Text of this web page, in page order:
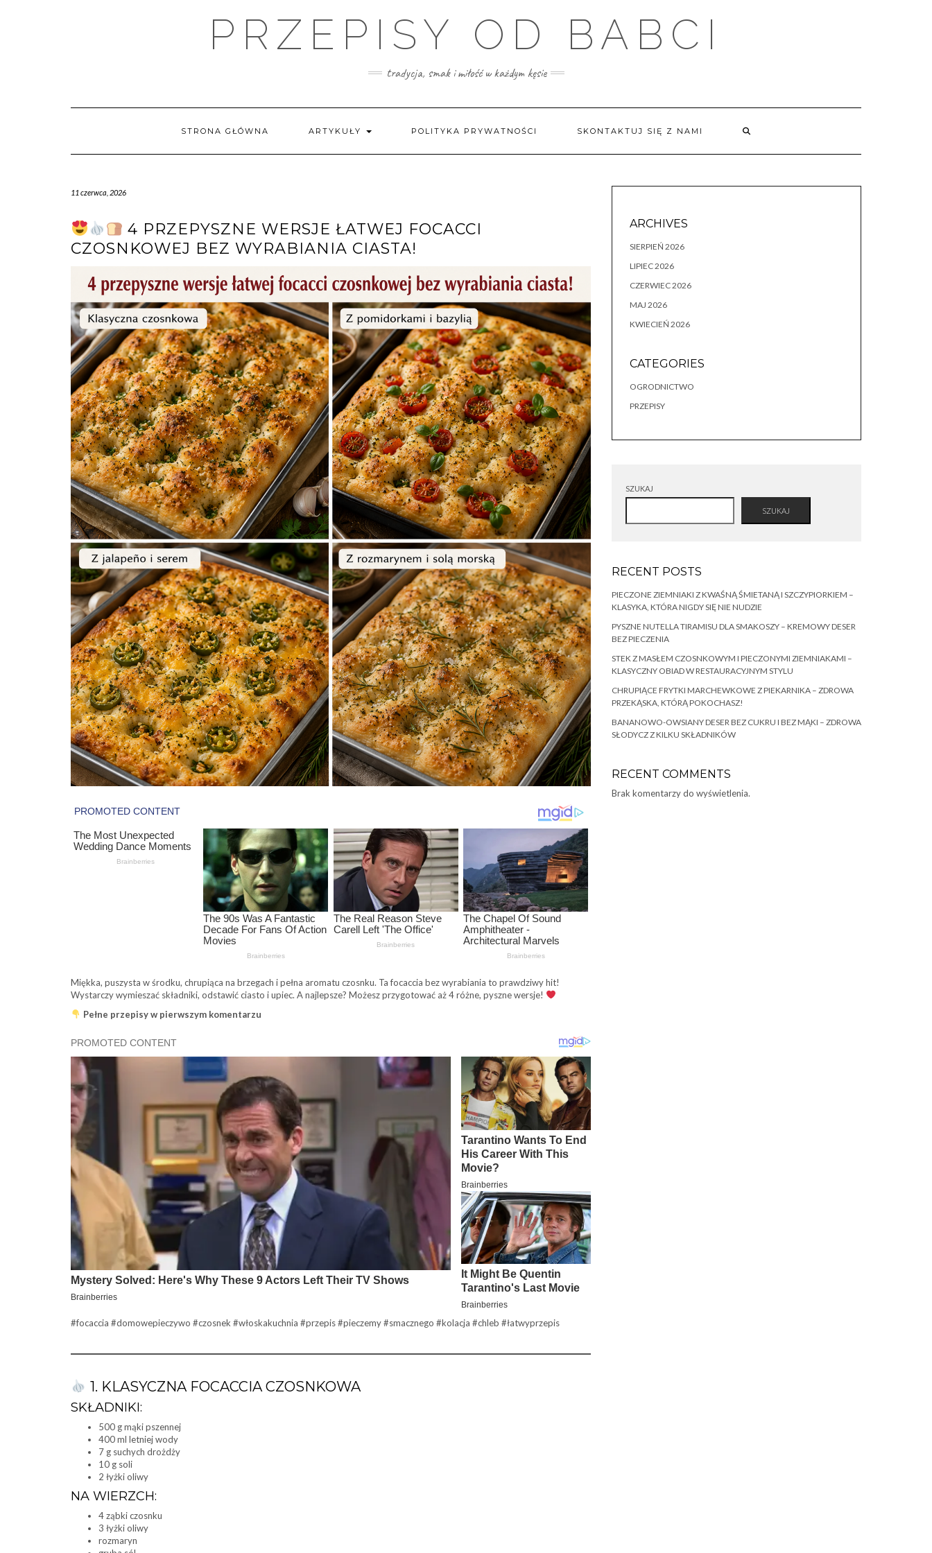
PRZEPISY OD BABCI
tradycja, smak i miłość w każdym kęsie
STRONA GŁÓWNA ARTYKUŁY POLITYKA PRYWATNOŚCI SKONTAKTUJ SIĘ Z NAMI
11 czerwca, 2026
4 PRZEPYSZNE WERSJE ŁATWEJ FOCACCI
CZOSNKOWEJ BEZ WYRABIANIA CIASTA!
Miękka, puszysta w środku, chrupiąca na brzegach i pełna aromatu czosnku. Ta focaccia bez wyrabiania to prawdziwy hit!
Wystarczy wymieszać składniki, odstawić ciasto i upiec. A najlepsze? Możesz przygotować aż 4 różne, pyszne wersje!
Pełne przepisy w pierwszym komentarzu
#focaccia #domowepieczywo #czosnek #włoskakuchnia #przepis #pieczemy #smacznego #kolacja #chleb #łatwyprzepis
1. KLASYCZNA FOCACCIA CZOSNKOWA
SKŁADNIKI:
500 g mąki pszennej
400 ml letniej wody
7 g suchych drożdży
10 g soli
2 łyżki oliwy
NA WIERZCH:
4 ząbki czosnku
3 łyżki oliwy
rozmaryn
ARCHIVES
SIERPIEŃ 2026
LIPIEC 2026
CZERWIEC 2026
MAJ 2026
KWIECIEŃ 2026
CATEGORIES
OGRODNICTWO
PRZEPISY
SZUKAJ
SZUKAJ
RECENT POSTS
PIECZONE ZIEMNIAKI Z KWAŚNĄ ŚMIETANĄ I SZCZYPIORKIEM –
KLASYKA, KTÓRA NIGDY SIĘ NIE NUDZIE
PYSZNE NUTELLA TIRAMISU DLA SMAKOSZY – KREMOWY DESER
BEZ PIECZENIA
STEK Z MASŁEM CZOSNKOWYM I PIECZONYMI ZIEMNIAKAMI –
KLASYCZNY OBIAD W RESTAURACYJNYM STYLU
CHRUPIĄCE FRYTKI MARCHEWKOWE Z PIEKARNIKA – ZDROWA
PRZEKĄSKA, KTÓRĄ POKOCHASZ!
BANANOWO-OWSIANY DESER BEZ CUKRU I BEZ MĄKI – ZDROWA
SŁODYCZ Z KILKU SKŁADNIKÓW
RECENT COMMENTS
Brak komentarzy do wyświetlenia.